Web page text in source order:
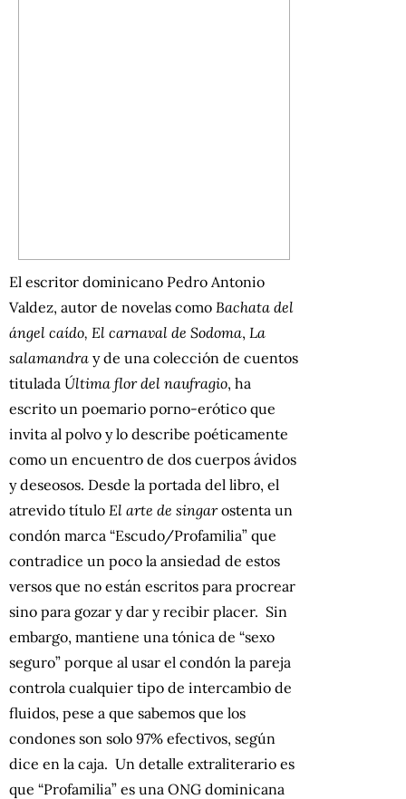
El escritor dominicano Pedro Antonio
Valdez, autor de novelas como Bachata del
ángel caído, El carnaval de Sodoma, La
salamandra y de una colección de cuentos
titulada Última flor del naufragio, ha
escrito un poemario porno-erótico que
invita al polvo y lo describe poéticamente
como un encuentro de dos cuerpos ávidos
y deseosos. Desde la portada del libro, el
atrevido título El arte de singarostenta un
condón marca “Escudo/Profamilia” que
contradice un poco la ansiedad de estos
versos que no están escritos para procrear
sino para gozar y dar y recibir placer. Sin
embargo, mantiene una tónica de “sexo
seguro” porque al usar el condón la pareja
controla cualquier tipo de intercambio de
fluidos, pese a que sabemos que los
condones son solo 97% efectivos, según
dice en la caja. Un detalle extraliterario es
que “Profamilia” es una ONG dominicana